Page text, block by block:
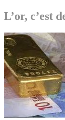
L’or, c’est